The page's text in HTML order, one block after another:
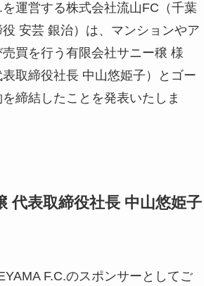
を運営する株式会社流山FC（千葉
安芸 銀治）は、マンションやア
買を行う有限会社サニー穣 様
表取締役社長 中山悠姫子）とゴー
締結したことを発表いたしま
代表取締役社長 中山悠姫子
F.C.のスポンサーとしてご